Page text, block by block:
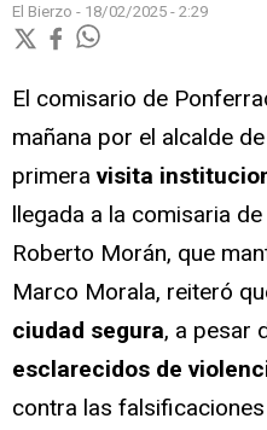
El Bierzo - 18/02/2025 - 2:29
El comisario de
mañana por el alcalde
primera visita
llegada a la comisaria
Roberto Morán, que
Marco Morala, reiteró
ciudad segura, a pesar
esclarecidos de
contra las